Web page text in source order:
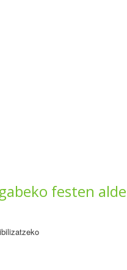
festen